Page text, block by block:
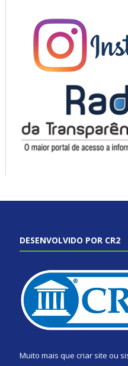
DESENVOLVIDO POR CR2
Muito mais que criar site ou